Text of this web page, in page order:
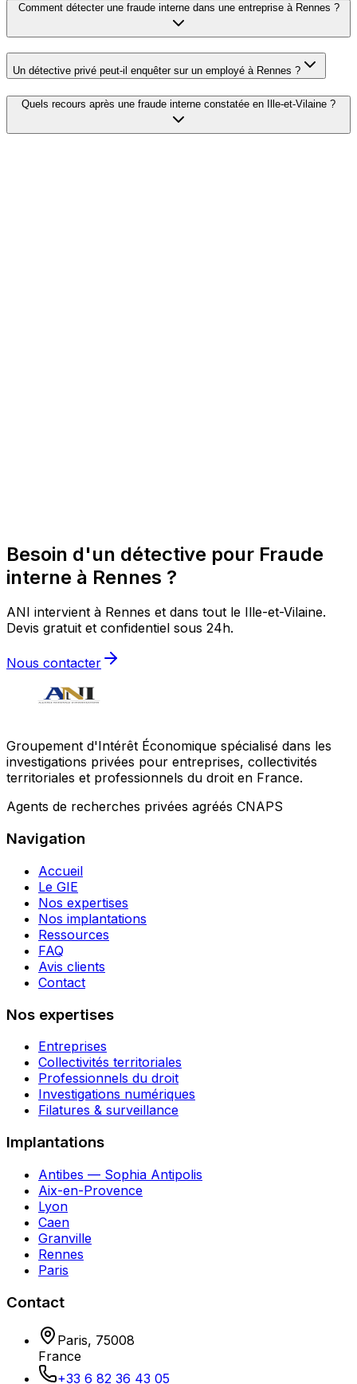
Comment détecter une fraude interne dans une entreprise à Rennes ?
Un détective privé peut-il enquêter sur un employé à Rennes ?
Quels recours après une fraude interne constatée en Ille-et-Vilaine ?
Besoin d'un détective pour Fraude
interne à Rennes ?
ANI intervient à Rennes et dans tout le Ille-et-Vilaine.
Devis gratuit et confidentiel sous 24h.
Nous contacter
Groupement d'Intérêt Économique spécialisé dans les
investigations privées pour entreprises, collectivités
territoriales et professionnels du droit en France.
Agents de recherches privées agréés CNAPS
Navigation
Accueil
Le GIE
Nos expertises
Nos implantations
Ressources
FAQ
Avis clients
Contact
Nos expertises
Entreprises
Collectivités territoriales
Professionnels du droit
Investigations numériques
Filatures & surveillance
Implantations
Antibes — Sophia Antipolis
Aix-en-Provence
Lyon
Caen
Granville
Rennes
Paris
Contact
Paris, 75008
France
+33 6 82 36 43 05